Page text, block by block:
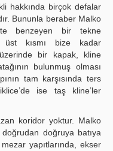
hakkında birçok defalar
Bununla beraber Malko
benzeyen bir tekne
üst kısmı bize kadar
bir kapak, kline
bulunmuş olması
tam karşısında ters
ise taş kline’ler
koridor yoktur. Malko
doğruya batıya
yapıtlarında, ekser